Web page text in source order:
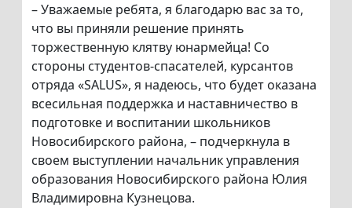
– Уважаемые ребята, я благодарю вас за то,
что вы приняли решение принять
торжественную клятву юнармейца! Со
стороны студентов-спасателей, курсантов
отряда «SALUS», я надеюсь, что будет оказана
всесильная поддержка и наставничество в
подготовке и воспитании школьников
Новосибирского района, – подчеркнула в
своем выступлении начальник управления
образования Новосибирского района Юлия
Владимировна Кузнецова.